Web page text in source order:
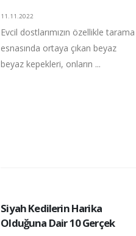
11.11.2022
Evcil dostlarımızın özellikle tarama
esnasında ortaya çıkan beyaz
beyaz kepekleri, onların ...
Siyah Kedilerin Harika
Olduğuna Dair 10 Gerçek